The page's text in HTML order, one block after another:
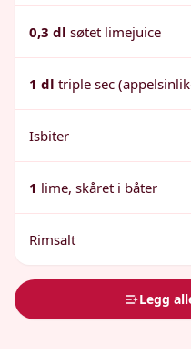
0,3 dl søtet limejuice
1 dl triple sec
Isbiter
1 lime, skåret i båter
Rimsalt
Legg